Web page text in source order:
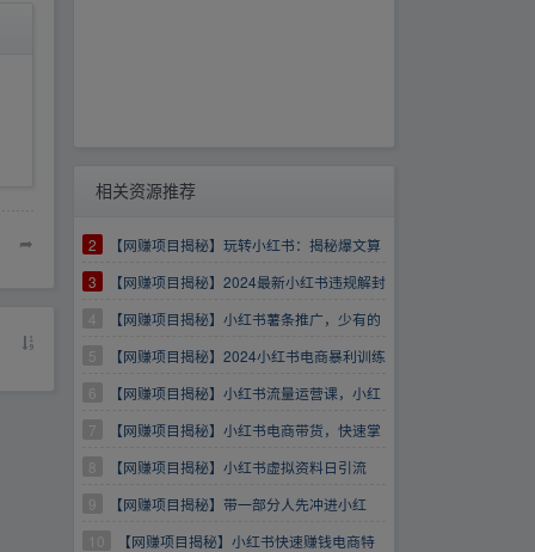
➦
相关资源推荐
2
【网赚项目揭秘】玩转小红书：揭秘爆文算
法，打造高效种草与私域引流策略
3
【网赚项目揭秘】2024最新小红书违规解封
项目，长期可做，一个可以做到退休的项目【揭
秘】
4
【网赚项目揭秘】小红书薯条推广，少有的
小红书投流课程
5
【网赚项目揭秘】2024小红书电商暴利训练
营：从开店到选品，混剪到无人直播全攻略
6
【网赚项目揭秘】小红书流量运营课，小红
书搞流量+高效卖货+私域转化
7
【网赚项目揭秘】小红书电商带货，快速掌
握小红书店铺运营，实现开店创收
8
【网赚项目揭秘】小红书虚拟资料日引流
200+创业粉，单日变现5000+
9
【网赚项目揭秘】带一部分人先冲进小红
书，小红书开店、选品、爆款裂变
10
【网赚项目揭秘】小红书快速赚钱电商特